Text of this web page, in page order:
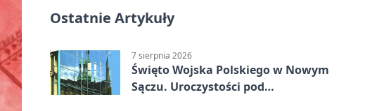
Ostatnie Artykuły
7 sierpnia 2026
Święto Wojska Polskiego w Nowym
Sączu. Uroczystości pod